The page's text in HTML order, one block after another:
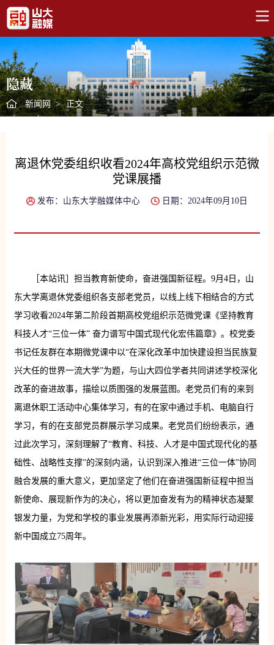
隐藏
新闻网 > 正文
离退休党委组织收看2024年高校党组织示范微
党课展播
发布：山东大学融媒体中心 日期：2024年09月10日
［本站讯］担当教育新使命，奋进强国新征程。9月4日，山
东大学离退休党委组织各支部老党员，以线上线下相结合的方式
学习收看2024年第二阶段首期高校党组织示范微党课《坚持教育
科技人才“三位一体” 奋力谱写中国式现代化宏伟篇章》。 校党委
书记任友群在本期微党课中以“在深化改革中加快建设担当民族复
兴大任的世界一流大学”为题，与山大四位学者共同讲述学校深化
改革的奋进故事，描绘以质图强的发展蓝图。 老党员们有的来到
离退休职工活动中心集体学习，有的在家中通过手机、电脑自行
学习，有的在支部党员群展示学习成果。老党员们纷纷表示，通
过此次学习，深刻理解了“教育、科技、人才是中国式现代化的基
础性、战略性支撑”的深刻内涵，认识到深入推进“三位一体”协同
融合发展的重大意义，更加坚定了他们在奋进强国新征程中担当
新使命、展现新作为的决心，将以更加奋发有为的精神状态凝聚
银发力量，为党和学校的事业发展再添新光彩，用实际行动迎接
新中国成立75周年。